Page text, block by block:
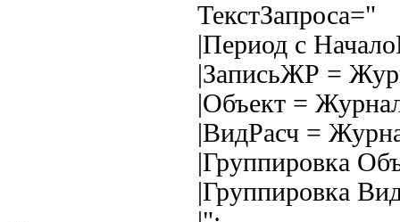
ТекстЗапроса="
|Период с
|ЗаписьЖР =
|Объект =
|ВидРасч =
|Группировка
|Группировка